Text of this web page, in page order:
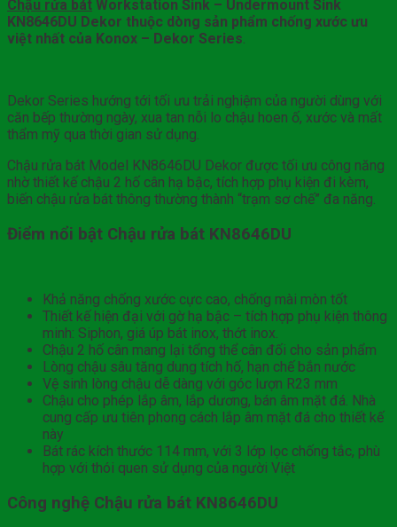
Chậu rửa bát Workstation Sink – Undermount Sink
KN8646DU Dekor thuộc dòng sản phẩm chống xước ưu
việt nhất của Konox – Dekor Series.
Dekor Series hướng tới tối ưu trải nghiệm của người dùng với
căn bếp thường ngày, xua tan nỗi lo chậu hoen ố, xước và mất
thẩm mỹ qua thời gian sử dụng.
Chậu rửa bát Model KN8646DU Dekor được tối ưu công năng
nhờ thiết kế chậu 2 hố cân hạ bậc, tích hợp phụ kiện đi kèm,
biến chậu rửa bát thông thường thành “trạm sơ chế” đa năng.
Điểm nổi bật Chậu rửa bát KN8646DU
Khả năng chống xước cực cao, chống mài mòn tốt
Thiết kế hiện đại với gờ hạ bậc – tích hợp phụ kiện thông
minh: Siphon, giá úp bát inox, thớt inox.
Chậu 2 hố cân mang lại tổng thể cân đối cho sản phẩm
Lòng chậu sâu tăng dung tích hố, hạn chế bắn nước
Vệ sinh lòng chậu dễ dàng với góc lượn R23 mm
Chậu cho phép lắp âm, lắp dương, bán âm mặt đá. Nhà
cung cấp ưu tiên phong cách lắp âm mặt đá cho thiết kế
này
Bát rác kích thước 114 mm, với 3 lớp lọc chống tắc, phù
hợp với thói quen sử dụng của người Việt
Công nghệ Chậu rửa bát KN8646DU